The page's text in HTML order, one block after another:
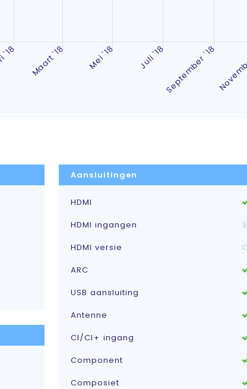
Aansluitingen
HDMI
HDMI ingangen
3
HDMI versie
ARC
USB aansluiting
Antenne
CI/CI+ ingang
Component
Composiet